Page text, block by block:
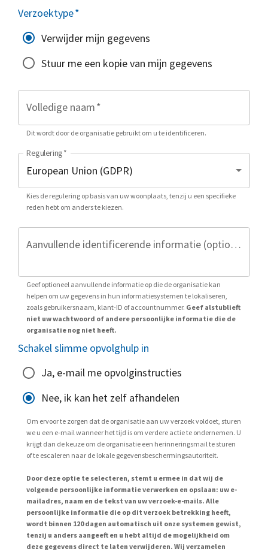
Verzoektype*
Verwijder mijn gegevens
Stuur me een kopie van mijn gegevens
Volledige naam*
Dit wordt door de organisatie gebruikt om u te identificeren.
Regulering*
Kies de regulering op basis van uw woonplaats, tenzij u een specifieke
reden hebt om anders te kiezen.
Aanvullende identificerende informatie (optioneel)
Geef optioneel aanvullende informatie op die de organisatie kan
helpen om uw gegevens in hun informatiesystemen te lokaliseren,
zoals gebruikersnaam, klant-ID of accountnummer. Geef alstublieft
niet uw wachtwoord of andere persoonlijke informatie die de
organisatie nog niet heeft.
Schakel slimme opvolghulp in
Ja, e-mail me opvolginstructies
Nee, ik kan het zelf afhandelen
Om ervoor te zorgen dat de organisatie aan uw verzoek voldoet, sturen
we u een e-mail wanneer het tijd is om verdere actie te ondernemen. U
krijgt dan de keuze om de organisatie een herinneringsmail te sturen
of te escaleren naar de lokale gegevensbeschermingsautoriteit.
Door deze optie te selecteren, stemt u ermee in dat wij de
volgende persoonlijke informatie verwerken en opslaan: uw e-
mailadres, naam en de tekst van uw verzoek-e-mails. Alle
persoonlijke informatie die op dit verzoek betrekking heeft,
wordt binnen 120 dagen automatisch uit onze systemen gewist,
tenzij u anders aangeeft en u hebt altijd de mogelijkheid om
deze gegevens direct te laten verwijderen. Wij verzamelen